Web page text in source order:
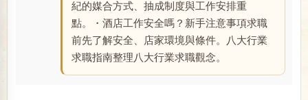
紀的媒合方式、抽成制度與工作安排重
點。・酒店工作安全嗎？新手注意事項求職
前先了解安全、店家環境與條件。八大行業
求職指南整理八大行業求職觀念。